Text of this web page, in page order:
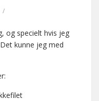
/
og specielt hvis jeg
kunne jeg med